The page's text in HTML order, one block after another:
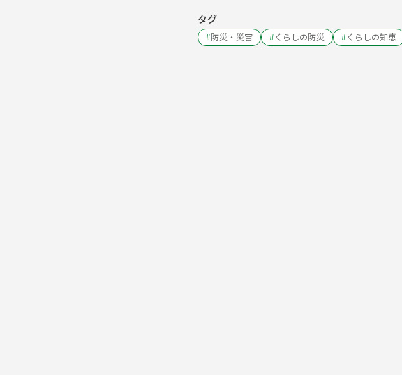
タグ
#防災・災害 #くらしの防災 #くらしの知恵